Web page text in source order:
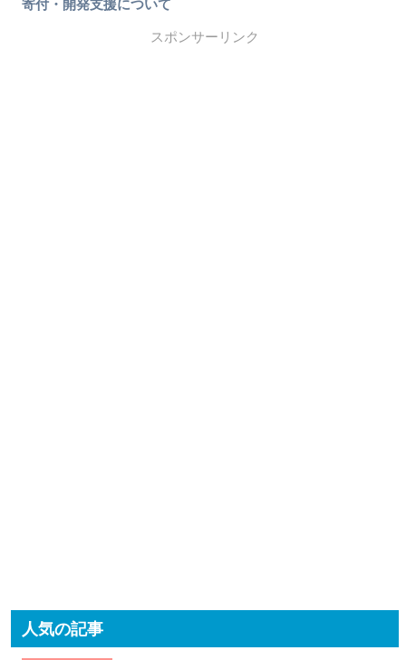
寄付・開発支援について
スポンサーリンク
人気の記事